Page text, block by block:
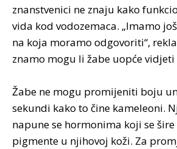
znanstvenici ne znaju kako
vida kod vodozemaca. „Imamo
na koja moramo odgovoriti“,
znamo mogu li žabe uopće vidjeti
Žabe ne mogu promijeniti boju
sekundi kako to čine kameleoni.
napune se hormonima koji se
pigmente u njihovoj koži. Za